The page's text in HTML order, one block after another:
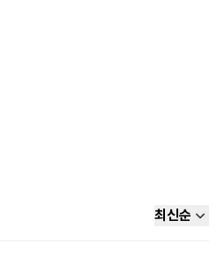
최신순